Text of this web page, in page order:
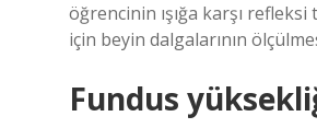
öğrencinin ışığa karşı
için beyin dalgalarının
Fundus